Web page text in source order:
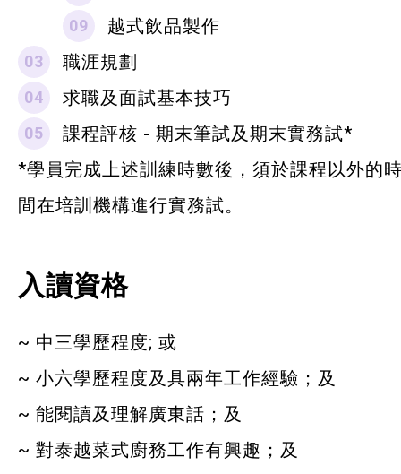
越式飲品製作
職涯規劃
求職及面試基本技巧
課程評核 - 期末筆試及期末實務試*
*學員完成上述訓練時數後，須於課程以外的
間在培訓機構進行實務試。
入讀資格
~ 中三學歷程度; 或
~ 小六學歷程度及具兩年工作經驗；及
~ 能閱讀及理解廣東話；及
~ 對泰越菜式廚務工作有興趣；及